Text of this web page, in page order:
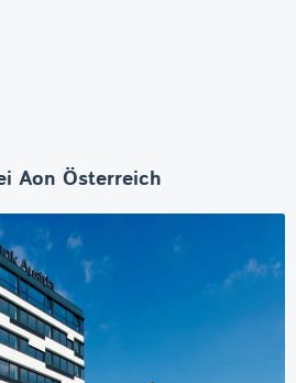
Aon Österreich